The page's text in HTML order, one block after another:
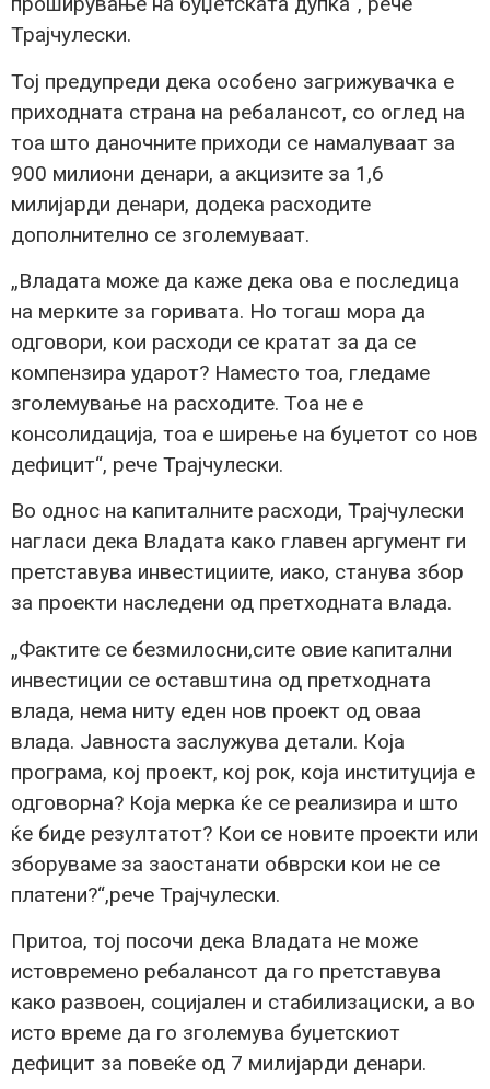
Трајчулески.
Тој предупреди дека особено загрижувачка е
приходната страна на ребалансот, со оглед на
тоа што даночните приходи се намалуваат за
900 милиони денари, а акцизите за 1,6
милијарди денари, додека расходите
дополнително се зголемуваат.
„Владата може да каже дека ова е последица
на мерките за горивата. Но тогаш мора да
одговори, кои расходи се кратат за да се
компензира ударот? Наместо тоа, гледаме
зголемување на расходите. Тоа не е
консолидација, тоа е ширење на буџетот со нов
дефицит“, рече Трајчулески.
Во однос на капиталните расходи, Трајчулески
нагласи дека Владата како главен аргумент ги
претставува инвестициите, иако, станува збор
за проекти наследени од претходната влада.
„Фактите се безмилосни,сите овие капитални
инвестиции се оставштина од претходната
влада, нема ниту еден нов проект од оваа
влада. Јавноста заслужува детали. Која
програма, кој проект, кој рок, која институција е
одговорна? Која мерка ќе се реализира и што
ќе биде резултатот? Кои се новите проекти или
зборуваме за заостанати обврски кои не се
платени?“,рече Трајчулески.
Притоа, тој посочи дека Владата не може
истовремено ребалансот да го претставува
како развоен, социјален и стабилизациски, а во
исто време да го зголемува буџетскиот
дефицит за повеќе од 7 милијарди денари.